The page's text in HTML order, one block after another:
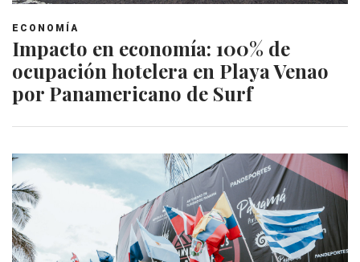
ECONOMÍA
Impacto en economía: 100% de
ocupación hotelera en Playa Venao
por Panamericano de Surf